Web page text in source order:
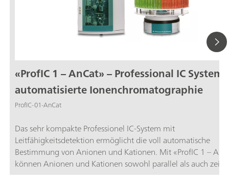
«ProfIC 1 – AnCat» – Professional IC
automatisierte Ionenchromatographie
ProfIC-01-AnCat
Das sehr kompakte Professionel IC-System mit
Leitfähigkeitsdetektion ermöglicht die voll automatische
Bestimmung von Anionen und Kationen. Mit «ProfIC 1 –
können Anionen und Kationen sowohl parallel als auch
vollkommen unabhängig voneinander bestimmt werden.